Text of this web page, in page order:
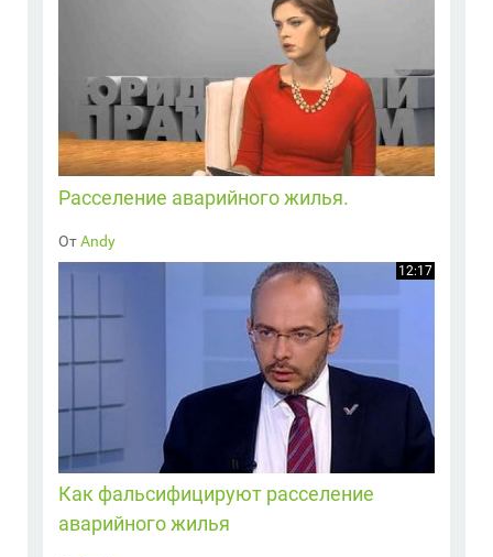
Расселение аварийного жилья.
ОтAndy
12:17
Как фальсифицируют расселение
аварийного жилья